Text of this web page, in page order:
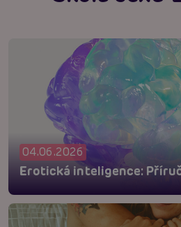
04.06.2026
Erotická inteligence: